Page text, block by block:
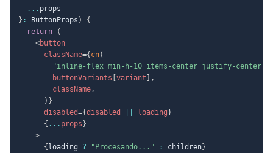
...
} : ButtonProps )
{
return
(
<button
className={ cn(
"inline-flex min-h-10 items-center justify-center
        buttonVariants
variant
,
        className
,
) }
disabled={disabled loading }
{ ... props }
>
{ loading ? "Procesando..." : children}